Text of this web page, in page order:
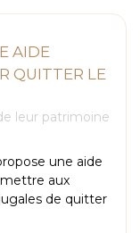
AIDE
QUITTER LE
leur patrimoine
une aide
aux
de quitter